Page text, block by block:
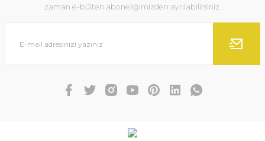
zaman e-bülten aboneliğimizden ayrılabilirsiniz.